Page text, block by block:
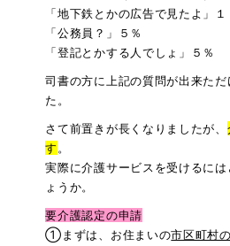
「地下鉄とかの広告で見たよ」１
「公務員？」５％
「登記とかする人でしょ」５％
司書の方に上記の質問が出来た
た。
さて前置きが長くなりましたが、
す 。
実際に介護サービスを受けるに
ょうか。
要介護認定の申請
①まずは、お住まいの市区町村